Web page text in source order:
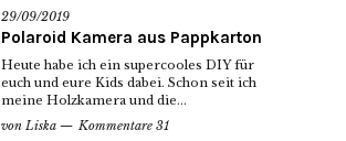
29/09/2019
Polaroid Kamera aus Pappkarton
Heute habe ich ein supercooles DIY für
euch und eure Kids dabei. Schon seit ich
meine Holzkamera und die...
von Liska Kommentare 31